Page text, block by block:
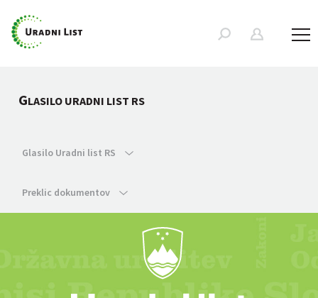
GLASILO URADNI LIST RS
Glasilo Uradni list RS
Preklic dokumentov